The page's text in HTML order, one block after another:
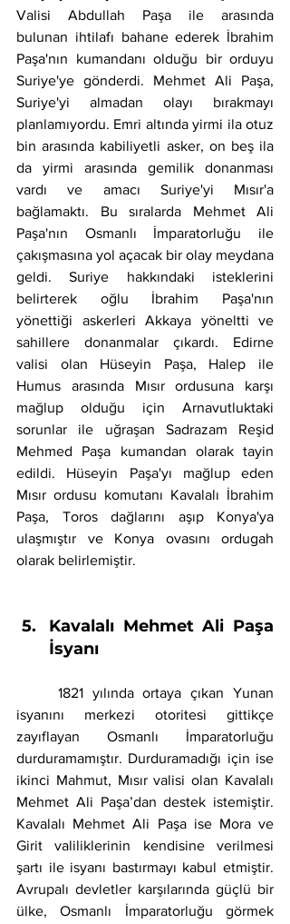
Valisi Abdullah Paşa ile arasında
bulunan ihtilafı bahane ederek İbrahim
Paşa'nın kumandanı olduğu bir orduyu
Suriye'ye gönderdi. Mehmet Ali Paşa,
Suriye'yi almadan olayı bırakmayı
planlamıyordu. Emri altında yirmi ila otuz
bin arasında kabiliyetli asker, on beş ila
da yirmi arasında gemilik donanması
vardı ve amacı Suriye'yi Mısır'a
bağlamaktı. Bu sıralarda Mehmet Ali
Paşa'nın Osmanlı İmparatorluğu ile
çakışmasına yol açacak bir olay meydana
geldi. Suriye hakkındaki isteklerini
belirterek oğlu İbrahim Paşa'nın
yönettiği askerleri Akkaya yöneltti ve
sahillere donanmalar çıkardı. Edirne
valisi olan Hüseyin Paşa, Halep ile
Humus arasında Mısır ordusuna karşı
mağlup olduğu için Arnavutluktaki
sorunlar ile uğraşan Sadrazam Reşid
Mehmed Paşa kumandan olarak tayin
edildi. Hüseyin Paşa'yı mağlup eden
Mısır ordusu komutanı Kavalalı İbrahim
Paşa, Toros dağlarını aşıp Konya'ya
ulaşmıştır ve Konya ovasını ordugah
olarak belirlemiştir.
Kavalalı Mehmet Ali Paşa
İsyanı
isyanını merkezi otoritesi gittikçe
zayıflayan Osmanlı İmparatorluğu
durduramamıştır. Durduramadığı için ise
ikinci Mahmut, Mısır valisi olan Kavalalı
Mehmet Ali Paşa’dan destek istemiştir.
Kavalalı Mehmet Ali Paşa ise Mora ve
Girit valiliklerinin kendisine verilmesi
şartı ile isyanı bastırmayı kabul etmiştir.
Avrupalı devletler karşılarında güçlü bir
ülke, Osmanlı İmparatorluğu görmek